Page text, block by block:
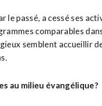
passé, a cessé ses
comparables
semblent accueillir
au milieu évangélique?